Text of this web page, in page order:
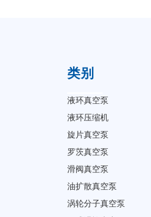
类别
液环真空泵
液环压缩机
旋片真空泵
罗茨真空泵
滑阀真空泵
油扩散真空泵
涡轮分子真空泵